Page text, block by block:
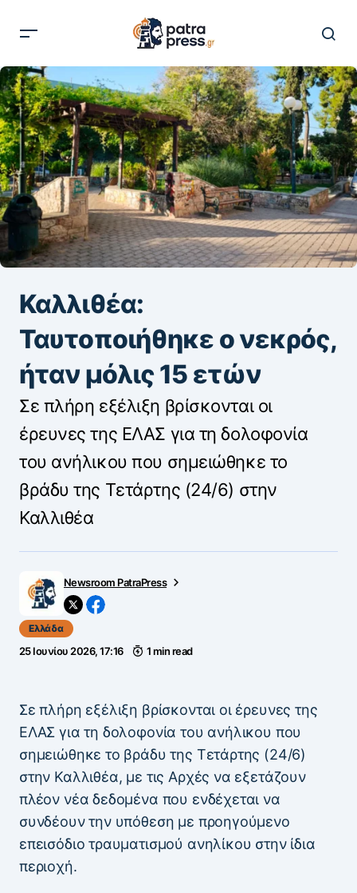
Καλλιθέα:
Ταυτοποιήθηκε ο νεκρός,
ήταν μόλις 15 ετών
Σε πλήρη εξέλιξη βρίσκονται οι
έρευνες της ΕΛΑΣ για τη δολοφονία
του ανήλικου που σημειώθηκε το
βράδυ της Τετάρτης (24/6) στην
Καλλιθέα
Newsroom PatraPress
Ελλάδα
25 Ιουνίου 2026, 17:16 1 min read
Σε πλήρη εξέλιξη βρίσκονται οι έρευνες της
ΕΛΑΣ για τη δολοφονία του ανήλικου που
σημειώθηκε το βράδυ της Τετάρτης (24/6)
στην Καλλιθέα, με τις Αρχές να εξετάζουν
πλέον νέα δεδομένα που ενδέχεται να
συνδέουν την υπόθεση με προηγούμενο
επεισόδιο τραυματισμού ανηλίκου στην ίδια
περιοχή.